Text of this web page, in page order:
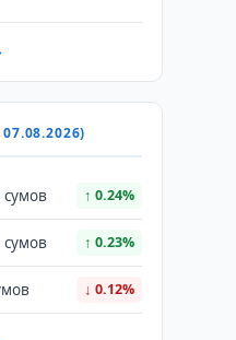
сумов ↑ 0.24%
сумов ↑ 0.23%
↓ 0.12%